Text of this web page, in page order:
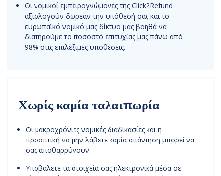
Οι νομικοί εμπειρογνώμονες της Click2Refund
αξιολογούν δωρεάν την υπόθεσή σας και το
ευρωπαϊκό νομικό μας δίκτυο μας βοηθά να
διατηρούμε το ποσοστό επιτυχίας μας πάνω από
98% στις επιλέξιμες υποθέσεις.
Χωρίς καμία ταλαιπωρία
Οι μακροχρόνιες νομικές διαδικασίες και η
προοπτική να μην λάβετε καμία απάντηση μπορεί να
σας αποθαρρύνουν.
Υποβάλετε τα στοιχεία σας ηλεκτρονικά μέσα σε